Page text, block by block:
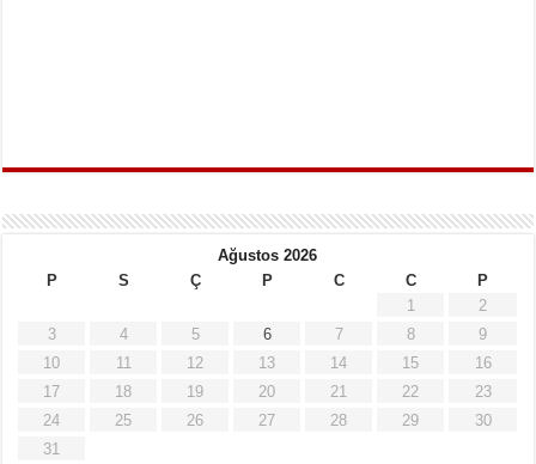
Ağustos 2026
P
S Ç P C C
P
1
2
3
4 5 6 7 8
9
10
11 12 13 14 15
16
17
18 19 20 21 22
23
24
25 26 27 28 29
30
31